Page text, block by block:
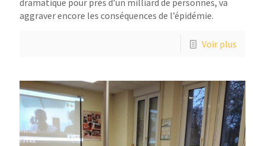
dramatique pour près d’un milliard de personnes, va
aggraver encore les conséquences de l’épidémie.
Voir plus